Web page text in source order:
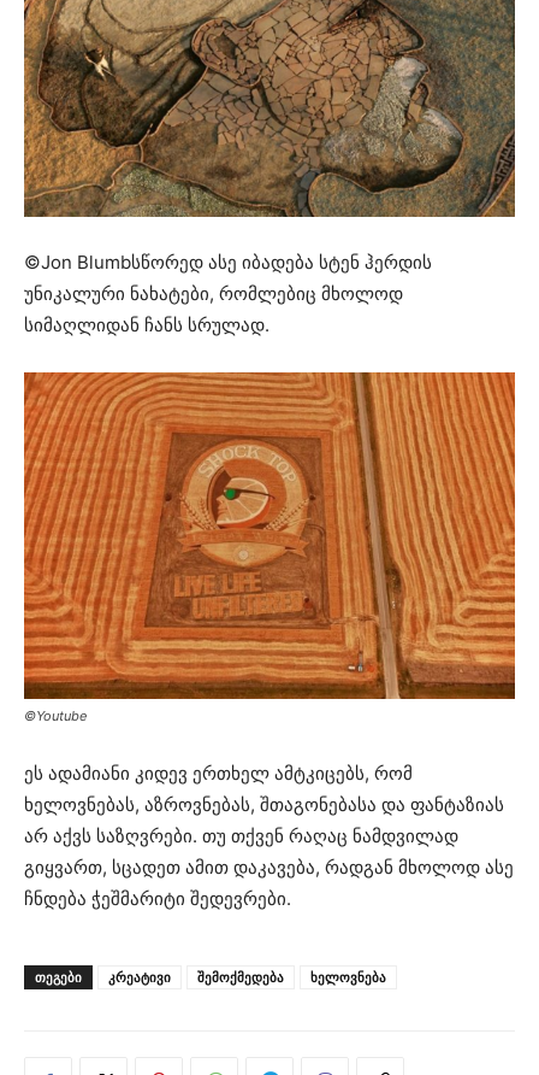
©Jon Blumbსწორედ ასე იბადება სტენ ჰერდის
უნიკალური ნახატები, რომლებიც მხოლოდ
სიმაღლიდან ჩანს სრულად.
©Youtube
ეს ადამიანი კიდევ ერთხელ ამტკიცებს, რომ
ხელოვნებას, აზროვნებას, შთაგონებასა და ფანტაზიას
არ აქვს საზღვრები. თუ თქვენ რაღაც ნამდვილად
გიყვართ, სცადეთ ამით დაკავება, რადგან მხოლოდ ასე
ჩნდება ჭეშმარიტი შედევრები.
ᲗᲔᲒᲔᲑᲘ კრეატივი შემოქმედება ხელოვნება